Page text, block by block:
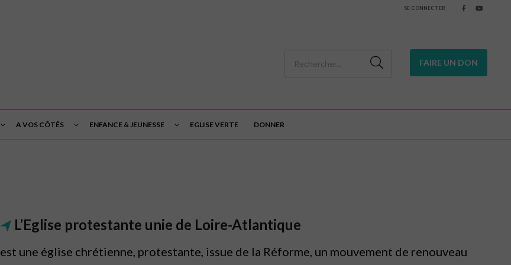
SE CONNECTER
FAIRE UN DON
A VOS CÔTÉS ENFANCE & JEUNESSE EGLISE VERTE DONNER
L’Eglise protestante unie de Loire-Atlantique
est une église chrétienne, protestante, issue de la Réforme, un mouvement de renouveau